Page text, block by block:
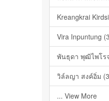
Kreangkrai
Vira Inpuntung
พันธุดา พุฒิไพโร
วิล์ลญา สงค์อิ่ม
... View More